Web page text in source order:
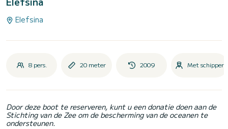
Elefsina
8 pers. 20 meter 2009 Met schipper
Door deze boot te reserveren, kunt u een donatie doen aan de
Stichting van de Zee om de bescherming van de oceanen te
ondersteunen.